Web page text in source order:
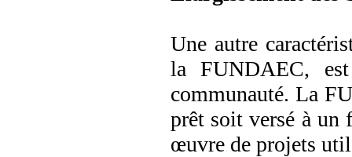
Une autre
la FUNDAEC,
communauté. La
prêt soit versé à un
œuvre de projets